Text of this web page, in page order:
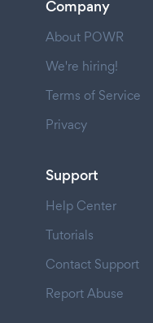
Company
About POWR
We're hiring!
Terms of Service
Privacy
Support
Help Center
Tutorials
Contact Support
Report Abuse